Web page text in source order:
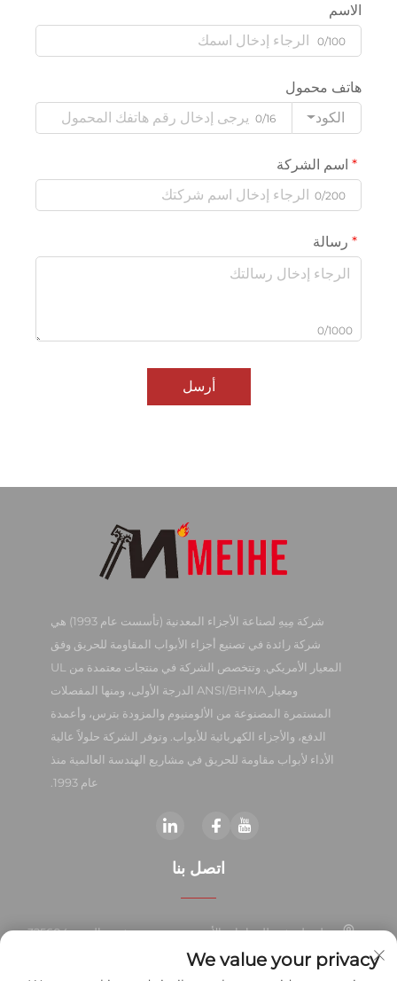
الاسم
0/100
هاتف محمول
الكود
0/16
اسم الشركة
0/200
رسالة
0/1000
أرسل
شركة مِيهِ لصناعة الأجزاء المعدنية (تأسست عام 1993) هي
شركة رائدة في تصنيع أجزاء الأبواب المقاومة للحريق وفق
المعيار الأمريكي. وتتخصص الشركة في منتجات معتمدة من UL
ومعيار ANSI/BHMA الدرجة الأولى، ومنها المفصلات
المستمرة المصنوعة من الألومنيوم والمزودة بترس، وأعمدة
الدفع، والأجزاء الكهربائية للأبواب. وتوفر الشركة حلولاً عالية
الأداء لأبواب مقاومة للحريق في مشاريع الهندسة العالمية منذ
عام 1993.
اتصل بنا
منطقة ليوشي للصناعات الأجنبية، مدينة يويهتشينغ، الصين 325604
We value your privacy